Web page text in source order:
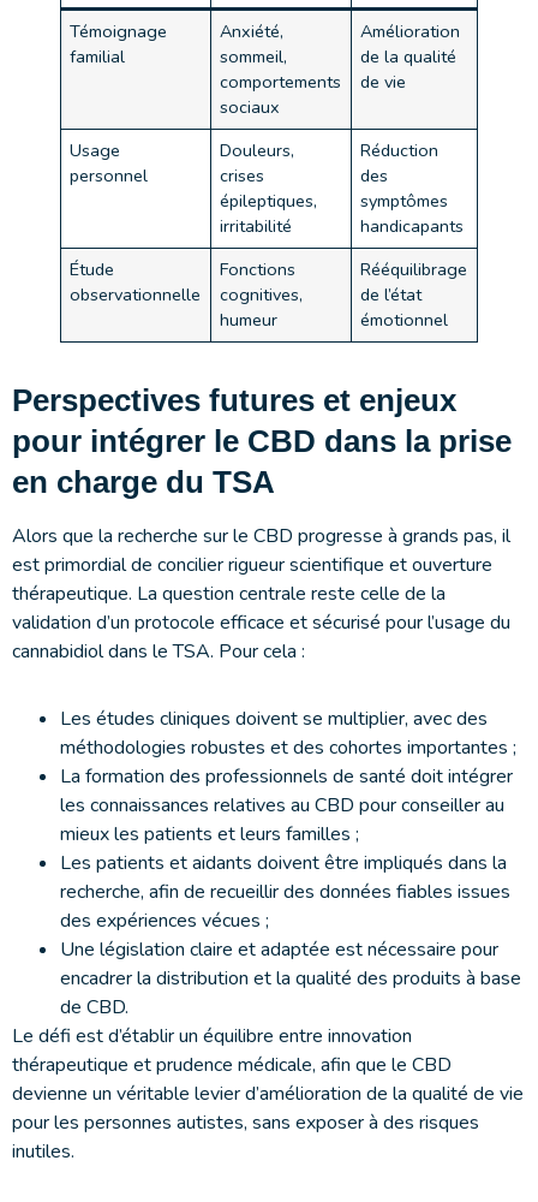
Témoignage
familial
Anxiété,
sommeil,
comportements
sociaux
Amélioration
de la qualité
de vie
Usage
personnel
Douleurs,
crises
épileptiques,
irritabilité
Réduction
des
symptômes
handicapants
Étude
observationnelle
Fonctions
cognitives,
humeur
Rééquilibrage
de l’état
émotionnel
Perspectives futures et enjeux
pour intégrer le CBD dans la prise
en charge du TSA
Alors que la recherche sur le CBD progresse à grands pas, il
est primordial de concilier rigueur scientifique et ouverture
thérapeutique. La question centrale reste celle de la
validation d’un protocole efficace et sécurisé pour l’usage du
cannabidiol dans le TSA. Pour cela :
Les études cliniques doivent se multiplier, avec des
méthodologies robustes et des cohortes importantes ;
La formation des professionnels de santé doit intégrer
les connaissances relatives au CBD pour conseiller au
mieux les patients et leurs familles ;
Les patients et aidants doivent être impliqués dans la
recherche, afin de recueillir des données fiables issues
des expériences vécues ;
Une législation claire et adaptée est nécessaire pour
encadrer la distribution et la qualité des produits à base
de CBD.
Le défi est d’établir un équilibre entre innovation
thérapeutique et prudence médicale, afin que le CBD
devienne un véritable levier d’amélioration de la qualité de vie
pour les personnes autistes, sans exposer à des risques
inutiles.